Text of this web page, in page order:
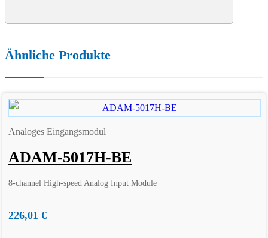
Ähnliche Produkte
Analoges Eingangsmodul
ADAM-5017H-BE
8-channel High-speed Analog Input Module
226,01 €